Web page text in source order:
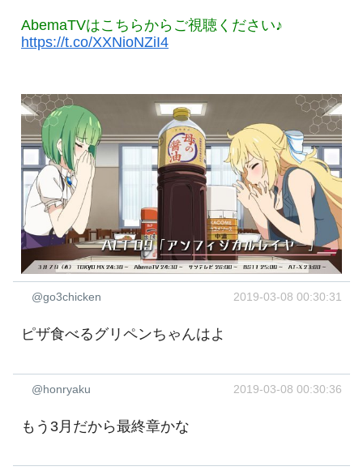
AbemaTVはこちらからご視聴ください♪
https://t.co/XXNioNZiI4
@go3chicken 2019-03-08 00:30:31
ピザ食べるグリペンちゃんはよ
@honryaku 2019-03-08 00:30:36
もう3月だから最終章かな